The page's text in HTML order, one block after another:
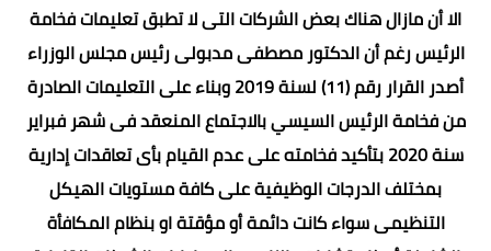
الا أن مازال هناك بعض الشركات التى لا تطبق تعليمات فخامة
الرئيس رغم أن الدكتور مصطفى مدبولى رئيس مجلس الوزراء
أصدر القرار رقم (11) لسنة 2019 وبناء على التعليمات الصادرة
من فخامة الرئيس السيسي بالاجتماع المنعقد فى شهر فبراير
سنة 2020 بتأكيد فخامته على عدم القيام بأى تعاقدات إدارية
بمختلف الدرجات الوظيفية على كافة مستويات الهيكل
التنظيمى سواء كانت دائمة أو مؤقتة او بنظام المكافأة